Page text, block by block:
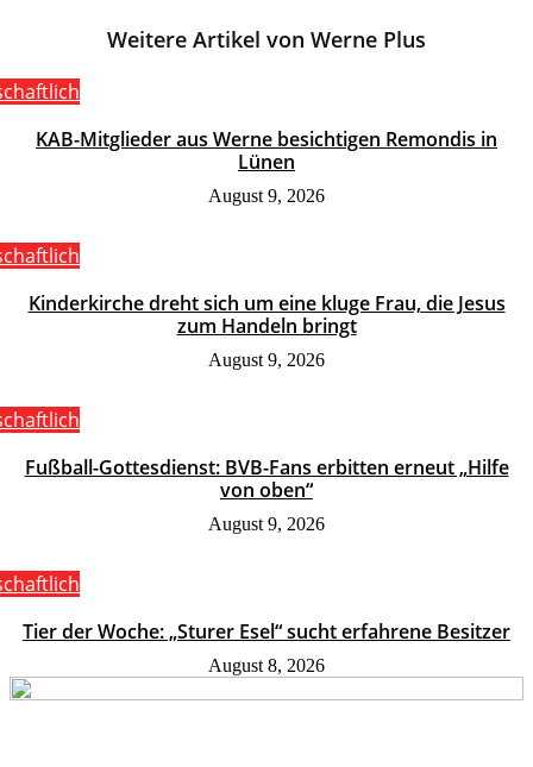
Weitere Artikel von Werne Plus
KAB-Mitglieder aus Werne besichtigen Remondis in
Lünen
August 9, 2026
Kinderkirche dreht sich um eine kluge Frau, die Jesus
zum Handeln bringt
August 9, 2026
Fußball-Gottesdienst: BVB-Fans erbitten erneut „Hilfe
von oben“
August 9, 2026
Tier der Woche: „Sturer Esel“ sucht erfahrene Besitzer
August 8, 2026